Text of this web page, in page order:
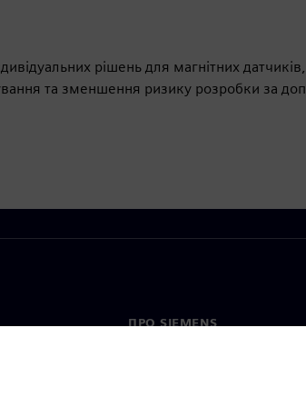
рішень для магнітних
та зменшення ризику розробки за
ПРО SIEMENS